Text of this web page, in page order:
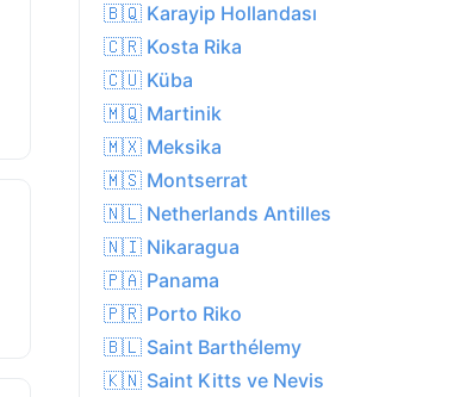
🇧🇶 Karayip Hollandası
🇨🇷 Kosta Rika
🇨🇺 Küba
🇲🇶 Martinik
🇲🇽 Meksika
🇲🇸 Montserrat
🇳🇱 Netherlands Antilles
🇳🇮 Nikaragua
🇵🇦 Panama
🇵🇷 Porto Riko
🇧🇱 Saint Barthélemy
🇰🇳 Saint Kitts ve Nevis